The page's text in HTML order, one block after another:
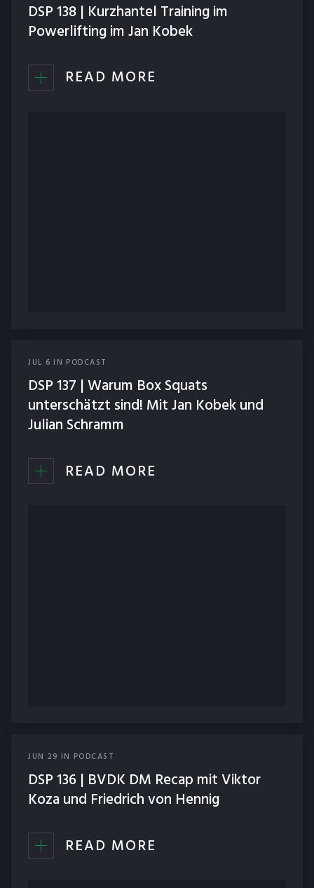
DSP 138 | Kurzhantel Training im
Powerlifting im Jan Kobek
READ MORE
JUL 6 IN PODCAST
DSP 137 | Warum Box Squats
unterschätzt sind! Mit Jan Kobek und
Julian Schramm
READ MORE
JUN 29 IN PODCAST
DSP 136 | BVDK DM Recap mit Viktor
Koza und Friedrich von Hennig
READ MORE